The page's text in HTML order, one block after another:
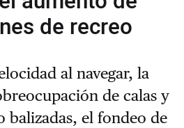
de recreo
al navegar, la
de calas y
balizadas, el fondeo de